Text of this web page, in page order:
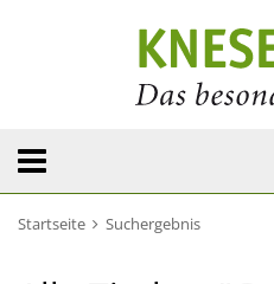
Startseite Suchergebnis